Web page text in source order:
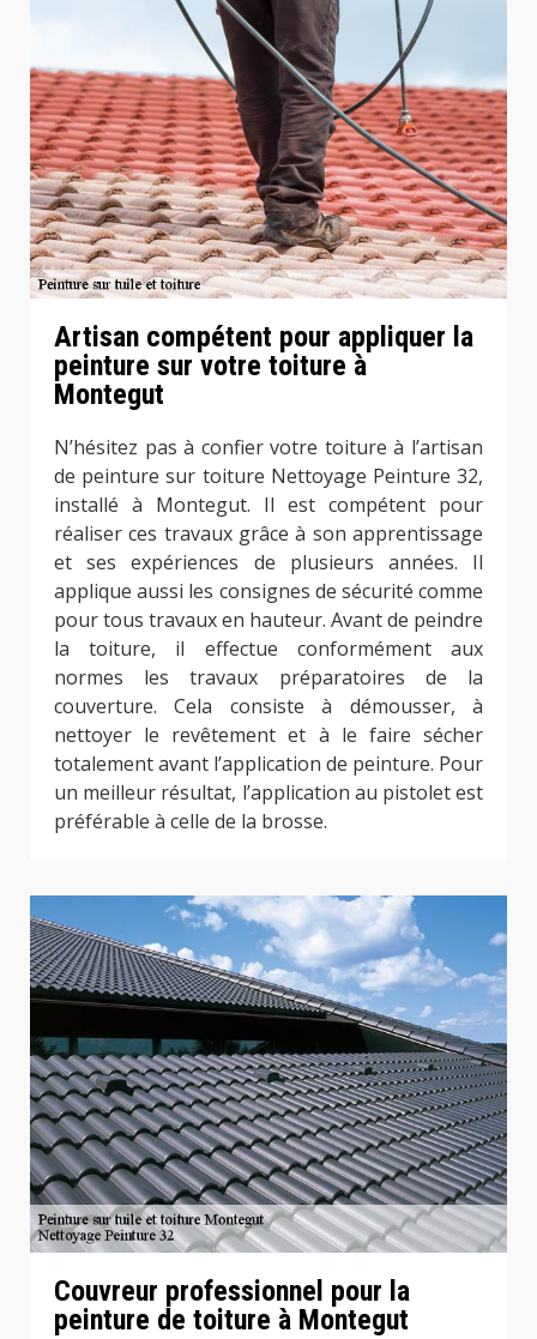
Artisan compétent pour appliquer la
peinture sur votre toiture à
Montegut
N’hésitez pas à confier votre toiture à l’artisan
de peinture sur toiture Nettoyage Peinture 32,
installé à Montegut. Il est compétent pour
réaliser ces travaux grâce à son apprentissage
et ses expériences de plusieurs années. Il
applique aussi les consignes de sécurité comme
pour tous travaux en hauteur. Avant de peindre
la toiture, il effectue conformément aux
normes les travaux préparatoires de la
couverture. Cela consiste à démousser, à
nettoyer le revêtement et à le faire sécher
totalement avant l’application de peinture. Pour
un meilleur résultat, l’application au pistolet est
préférable à celle de la brosse.
Couvreur professionnel pour la
peinture de toiture à Montegut